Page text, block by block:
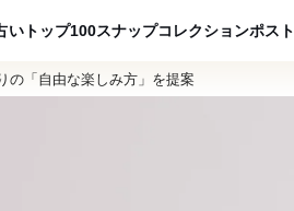
い トップ100スナップコレクションポスト
「自由な楽しみ方」を提案